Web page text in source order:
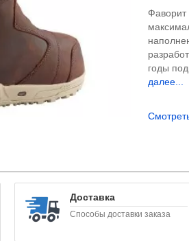
Фаворит
годы
далее...
Доставка
Способы доставки заказа